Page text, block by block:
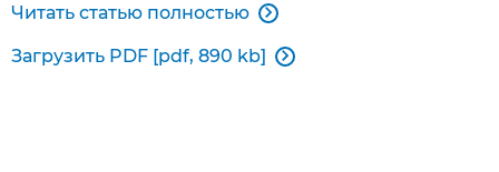
Читать статью полностью 
Загрузить PDF [pdf, 890 kb] 